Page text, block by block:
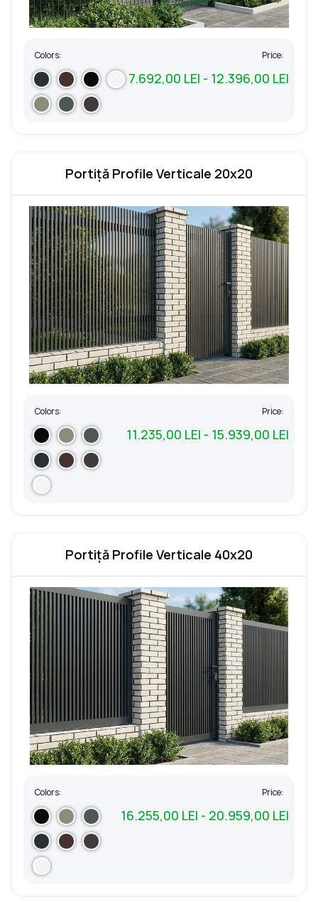
Colors: Price:
7.692,00 LEI - 12.396,00 LEI
Portiță Profile Verticale 20x20
Colors: Price:
11.235,00 LEI - 15.939,00 LEI
Portiță Profile Verticale 40x20
Colors: Price:
16.255,00 LEI - 20.959,00 LEI